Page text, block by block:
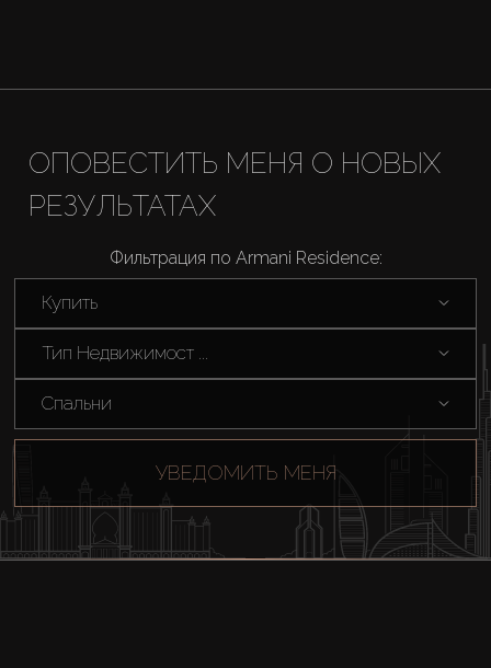
ОПОВЕСТИТЬ МЕНЯ О НОВЫХ
РЕЗУЛЬТАТАХ
Фильтрация по Armani Residence:
Купить
Тип Недвижимост ...
Спальни
УВЕДОМИТЬ МЕНЯ